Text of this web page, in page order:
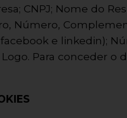
CNPJ; Nome do
Número,
e linkedin);
Para conceder o